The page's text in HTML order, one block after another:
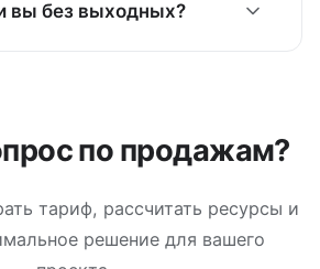
домен. См.
вы без выходных?
по продажам?
тариф, рассчитать ресурсы и
решение для вашего